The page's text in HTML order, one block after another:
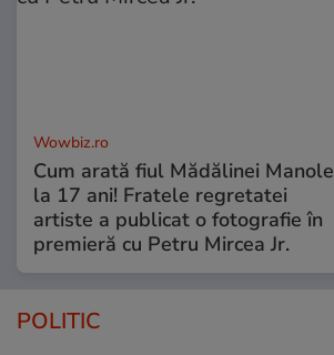
Wowbiz.ro
Cum arată fiul Mădălinei Manole
la 17 ani! Fratele regretatei
artiste a publicat o fotografie în
premieră cu Petru Mircea Jr.
POLITIC